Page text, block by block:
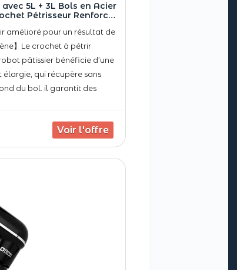
5L + 3L Bols en Acier
Pétrisseur Renforcé,
Crochet à Pâte, Batteur
pour Pâtisserie Mai
amélioré pour un résultat de
】Le crochet à pétrir
pâtissier bénéficie d’une
qui récupère sans
du bol. il garantit des